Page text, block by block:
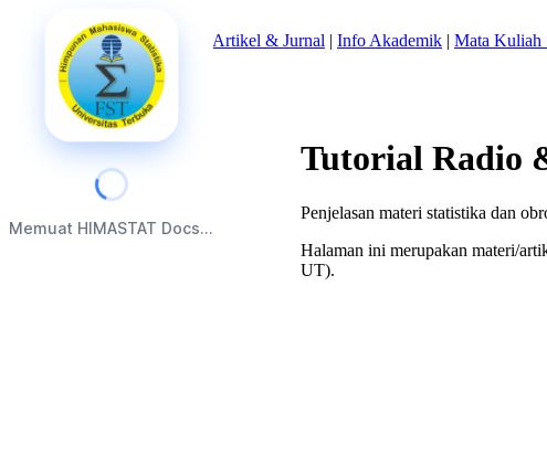
Memuat HIMASTAT Docs...
Beranda|Tentang Kami Artikel & Jurnal | Info Akademik | Mata Kuliah
Tutorial Radio
Penjelasan materi statistika dan
Halaman ini merupakan materi/
UT).